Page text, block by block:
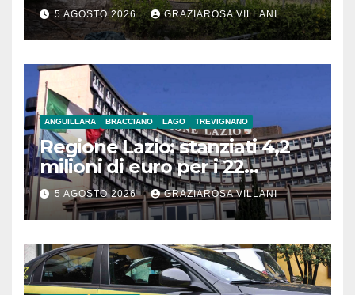
5 AGOSTO 2026 GRAZIAROSA VILLANI
ANGUILLARA BRACCIANO LAGO TREVIGNANO
Regione Lazio: stanziati 4,2
milioni di euro per i 22
Comuni dell’Etruria
Meridionale
5 AGOSTO 2026 GRAZIAROSA VILLANI